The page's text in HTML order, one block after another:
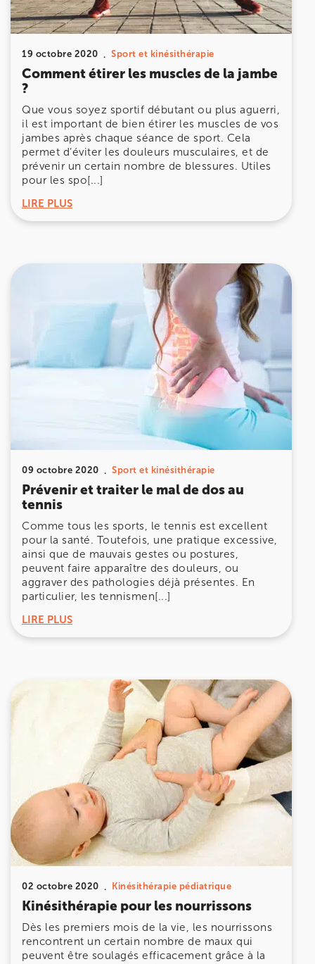
19 octobre 2020 Sport et kinésithérapie
Comment étirer les muscles de la jambe
?
Que vous soyez sportif débutant ou plus aguerri,
il est important de bien étirer les muscles de vos
jambes après chaque séance de sport. Cela
permet d’éviter les douleurs musculaires, et de
prévenir un certain nombre de blessures. Utiles
pour les spo[...]
LIRE PLUS
09 octobre 2020 Sport et kinésithérapie
Prévenir et traiter le mal de dos au
tennis
Comme tous les sports, le tennis est excellent
pour la santé. Toutefois, une pratique excessive,
ainsi que de mauvais gestes ou postures,
peuvent faire apparaître des douleurs, ou
aggraver des pathologies déjà présentes. En
particulier, les tennismen[...]
LIRE PLUS
02 octobre 2020 Kinésithérapie pédiatrique
Kinésithérapie pour les nourrissons
Dès les premiers mois de la vie, les nourrissons
rencontrent un certain nombre de maux qui
peuvent être soulagés efficacement grâce à la